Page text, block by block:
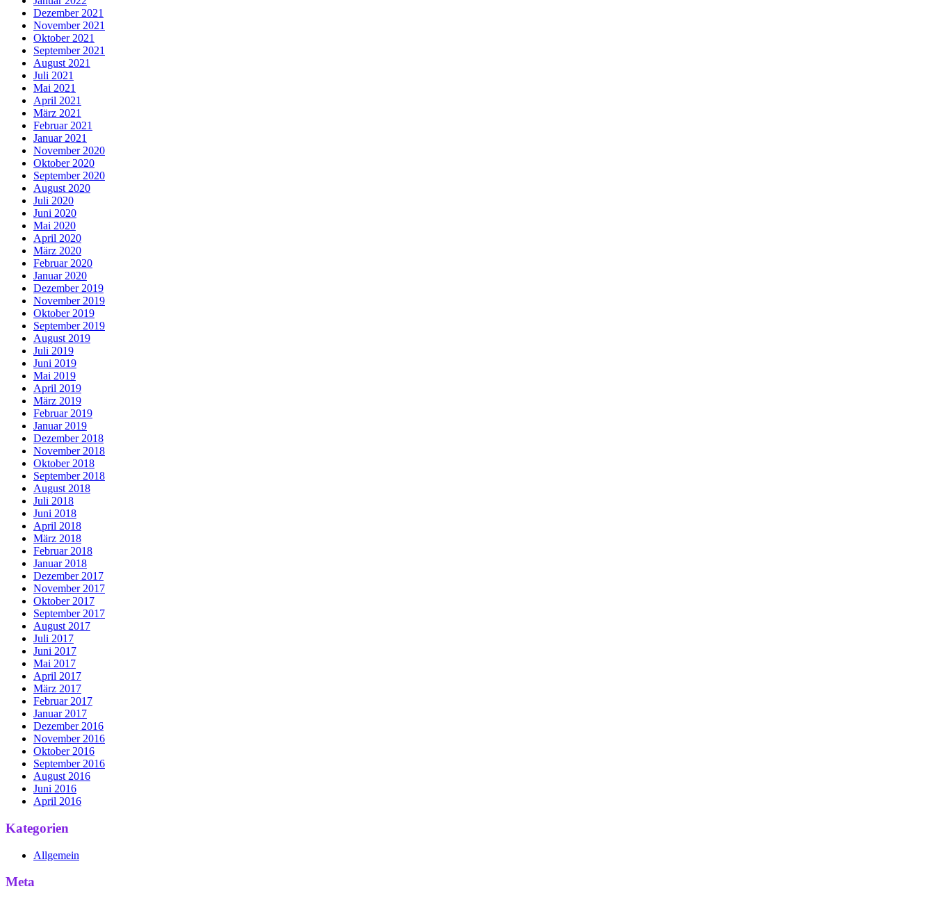
Dezember 2021
November 2021
Oktober 2021
September 2021
August 2021
Juli 2021
Mai 2021
April 2021
März 2021
Februar 2021
Januar 2021
November 2020
Oktober 2020
September 2020
August 2020
Juli 2020
Juni 2020
Mai 2020
April 2020
März 2020
Februar 2020
Januar 2020
Dezember 2019
November 2019
Oktober 2019
September 2019
August 2019
Juli 2019
Juni 2019
Mai 2019
April 2019
März 2019
Februar 2019
Januar 2019
Dezember 2018
November 2018
Oktober 2018
September 2018
August 2018
Juli 2018
Juni 2018
April 2018
März 2018
Februar 2018
Januar 2018
Dezember 2017
November 2017
Oktober 2017
September 2017
August 2017
Juli 2017
Juni 2017
Mai 2017
April 2017
März 2017
Februar 2017
Januar 2017
Dezember 2016
November 2016
Oktober 2016
September 2016
August 2016
Juni 2016
April 2016
Kategorien
Allgemein
Meta